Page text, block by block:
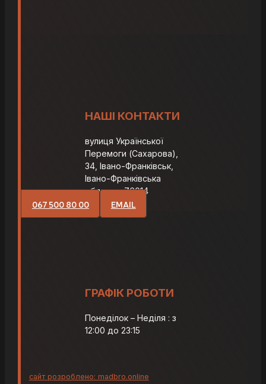
НАШІ КОНТАКТИ
вулиця Української
Перемоги (Сахарова),
34, Івано-Франківськ,
Івано-Франківська
область, 76014
067 500 80 00 EMAIL
ГРАФІК РОБОТИ
Понеділок – Неділя : з
12:00 до 23:15
сайт розроблено: madbro.online